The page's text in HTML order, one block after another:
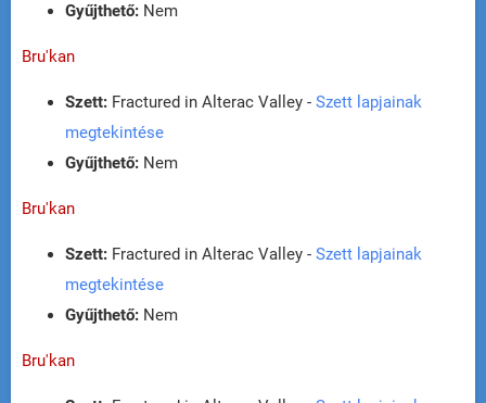
Gyűjthető: Nem
Bru'kan
Szett: Fractured in Alterac Valley - Szett lapjainak
megtekintése
Gyűjthető: Nem
Bru'kan
Szett: Fractured in Alterac Valley - Szett lapjainak
megtekintése
Gyűjthető: Nem
Bru'kan